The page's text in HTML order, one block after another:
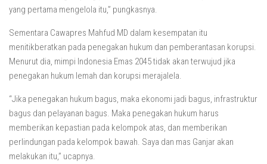
yang pertama mengelola itu,” pungkasnya.
Sementara Cawapres Mahfud MD dalam kesempatan itu
menitikberatkan pada penegakan hukum dan pemberantasan korupsi.
Menurut dia, mimpi Indonesia Emas 2045 tidak akan terwujud jika
penegakan hukum lemah dan korupsi merajalela.
“Jika penegakan hukum bagus, maka ekonomi jadi bagus, infrastruktur
bagus dan pelayanan bagus. Maka penegakan hukum harus
memberikan kepastian pada kelompok atas, dan memberikan
perlindungan pada kelompok bawah. Saya dan mas Ganjar akan
melakukan itu,” ucapnya.